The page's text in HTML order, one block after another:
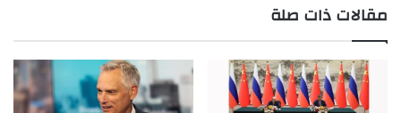
مقالات ذات صلة